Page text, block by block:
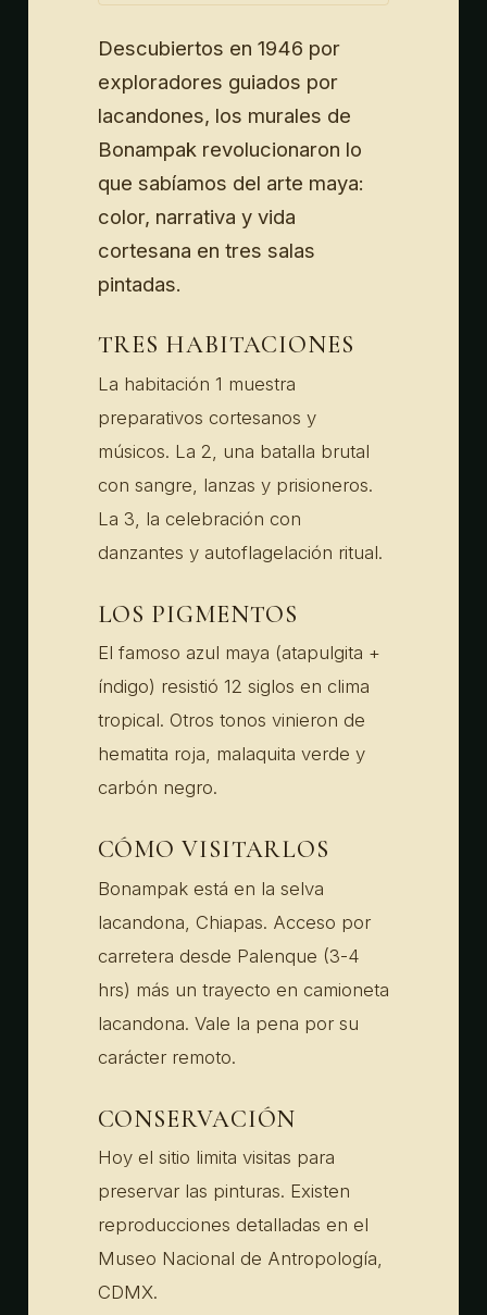
Descubiertos en 1946 por
exploradores guiados por
lacandones, los murales de
Bonampak revolucionaron lo
que sabíamos del arte maya:
color, narrativa y vida
cortesana en tres salas
pintadas.
TRES HABITACIONES
La habitación 1 muestra
preparativos cortesanos y
músicos. La 2, una batalla brutal
con sangre, lanzas y prisioneros.
La 3, la celebración con
danzantes y autoflagelación ritual.
LOS PIGMENTOS
El famoso azul maya (atapulgita +
índigo) resistió 12 siglos en clima
tropical. Otros tonos vinieron de
hematita roja, malaquita verde y
carbón negro.
CÓMO VISITARLOS
Bonampak está en la selva
lacandona, Chiapas. Acceso por
carretera desde Palenque (3-4
hrs) más un trayecto en camioneta
lacandona. Vale la pena por su
carácter remoto.
CONSERVACIÓN
Hoy el sitio limita visitas para
preservar las pinturas. Existen
reproducciones detalladas en el
Museo Nacional de Antropología,
CDMX.